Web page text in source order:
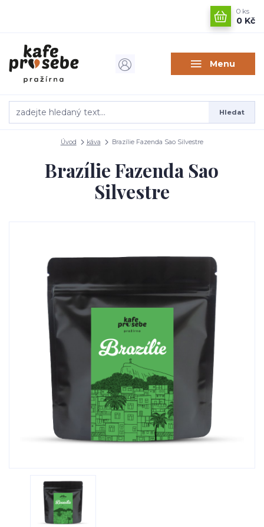
Menu
Hledat
0 ks
0 Kč
Úvod káva Brazílie Fazenda Sao Silvestre
Brazílie Fazenda Sao
Silvestre